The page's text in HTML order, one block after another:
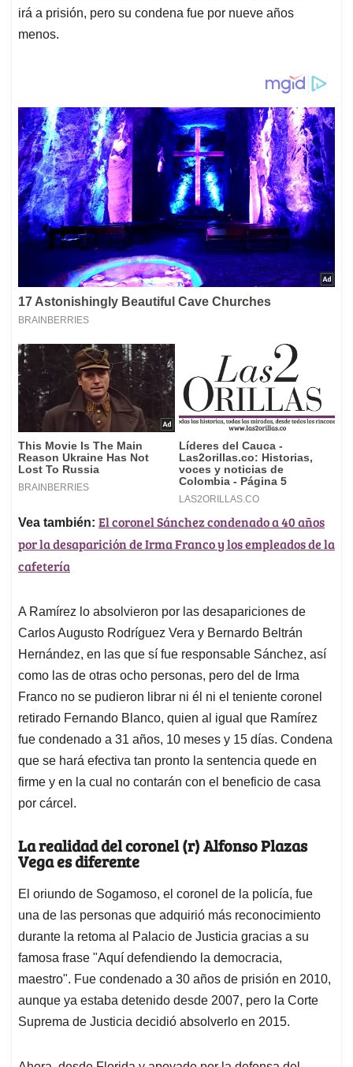
irá a prisión, pero su condena fue por nueve años
menos.
Vea también: El coronel Sánchez condenado a 40 años
por la desaparición de Irma Franco y los empleados de la
cafetería
A Ramírez lo absolvieron por las desapariciones de
Carlos Augusto Rodríguez Vera y Bernardo Beltrán
Hernández, en las que sí fue responsable Sánchez, así
como las de otras ocho personas, pero del de Irma
Franco no se pudieron librar ni él ni el teniente coronel
retirado Fernando Blanco, quien al igual que Ramírez
fue condenado a 31 años, 10 meses y 15 días. Condena
que se hará efectiva tan pronto la sentencia quede en
firme y en la cual no contarán con el beneficio de casa
por cárcel.
La realidad del coronel (r) Alfonso Plazas
Vega es diferente
El oriundo de Sogamoso, el coronel de la policía, fue
una de las personas que adquirió más reconocimiento
durante la retoma al Palacio de Justicia gracias a su
famosa frase "Aquí defendiendo la democracia,
maestro". Fue condenado a 30 años de prisión en 2010,
aunque ya estaba detenido desde 2007, pero la Corte
Suprema de Justicia decidió absolverlo en 2015.